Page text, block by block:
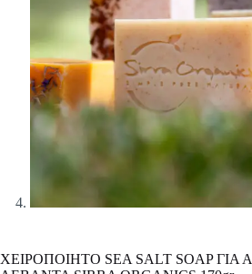
ΧΕΙΡΟΠΟΙΗΤΟ SEA SALT SOAP